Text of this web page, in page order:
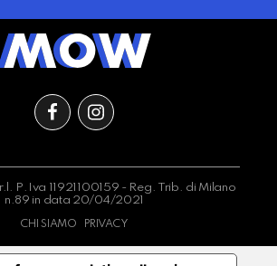
P.Iva 11921100159 - Reg. Trib. di Milano
n.89 in data 20/04/2021
CHI SIAMO PRIVACY